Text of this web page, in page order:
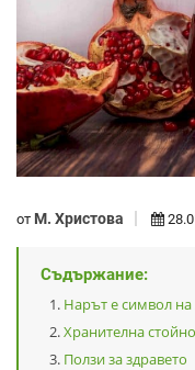
от М. Христова
Съдържание:
Нарът е символ на
Хранителна
Ползи за здравето